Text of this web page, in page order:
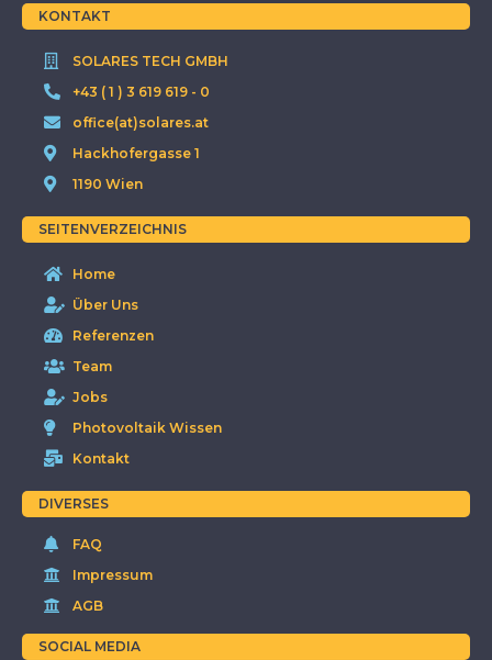
KONTAKT
SOLARES TECH GMBH
+43 ( 1 ) 3 619 619 - 0
office(at)solares.at
Hackhofergasse 1
1190 Wien
SEITENVERZEICHNIS
Home
Über Uns
Referenzen
Team
Jobs
Photovoltaik Wissen
Kontakt
DIVERSES
FAQ
Impressum
AGB
SOCIAL MEDIA